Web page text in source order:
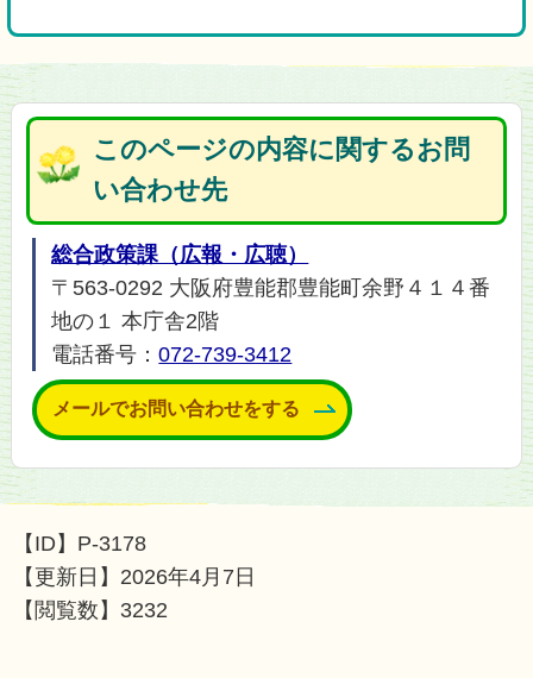
このページの内容に関するお問
い合わせ先
総合政策課（広報・広聴）
〒563-0292 大阪府豊能郡豊能町余野４１４番
地の１ 本庁舎2階
電話番号：072-739-3412
メールでお問い合わせをする
【ID】 P-3178
【更新日】 2026年4月7日
【閲覧数】 3232